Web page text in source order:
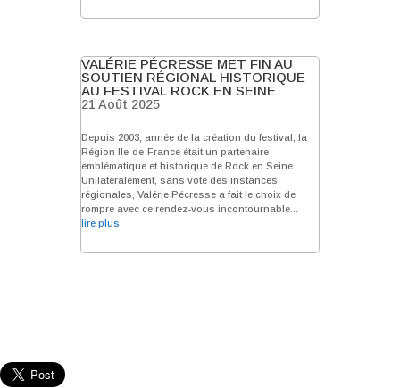
VALÉRIE PÉCRESSE MET FIN AU
SOUTIEN RÉGIONAL HISTORIQUE
AU FESTIVAL ROCK EN SEINE
21 Août 2025
Depuis 2003, année de la création du festival, la
Région Ile-de-France était un partenaire
emblématique et historique de Rock en Seine.
Unilatéralement, sans vote des instances
régionales, Valérie Pécresse a fait le choix de
rompre avec ce rendez-vous incontournable...
lire plus